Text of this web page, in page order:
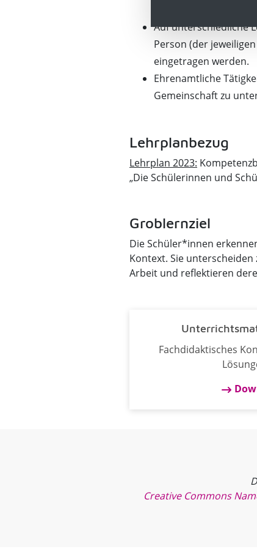
mehr Frauen als
Auf unterschiedliche
Person (der
eingetragen werden.
Ehrenamtliche
Gemeinschaft zu
Lehrplanbezug
Lehrplan 2023:
„Die Schülerinnen und
Groblernziel
Die Schüler*innen
Kontext. Sie
Arbeit und reflektieren
Fachdidaktisches
Creative Commons